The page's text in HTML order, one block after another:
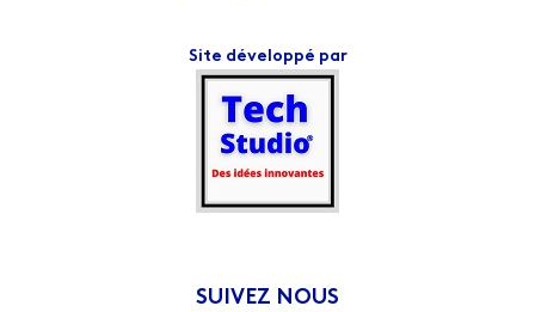
Site développé par
SUIVEZ NOUS